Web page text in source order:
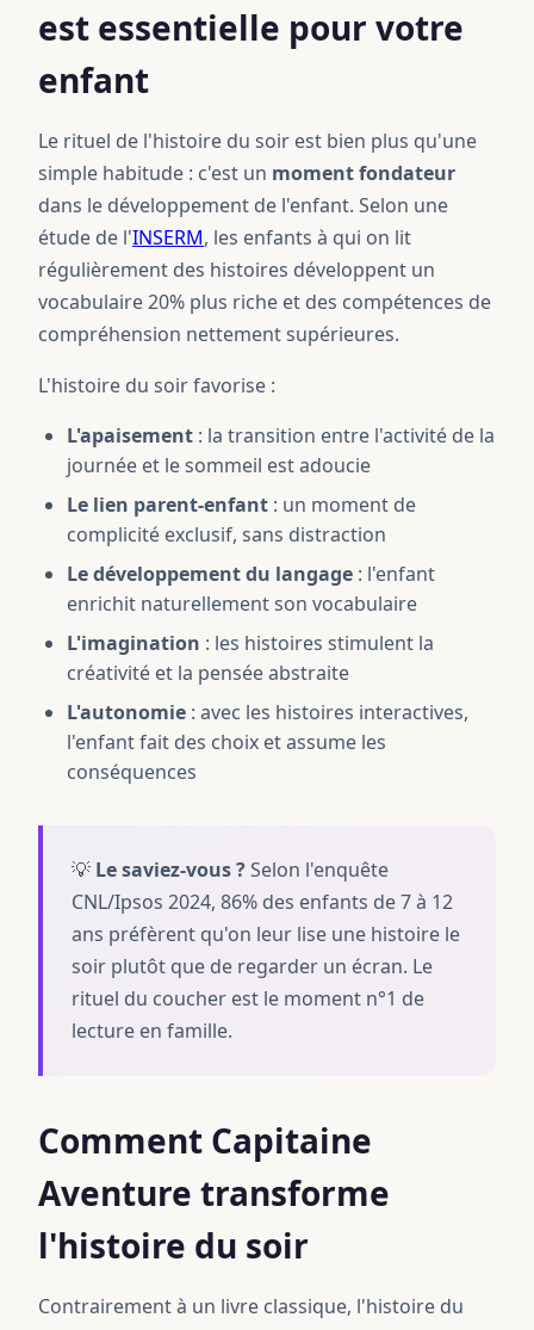
est essentielle pour votre
enfant
Le rituel de l'histoire du soir est bien plus qu'une
simple habitude : c'est un moment fondateur
dans le développement de l'enfant. Selon une
étude de l'INSERM, les enfants à qui on lit
régulièrement des histoires développent un
vocabulaire 20% plus riche et des compétences de
compréhension nettement supérieures.
L'histoire du soir favorise :
L'apaisement : la transition entre l'activité de la
journée et le sommeil est adoucie
Le lien parent-enfant : un moment de
complicité exclusif, sans distraction
Le développement du langage : l'enfant
enrichit naturellement son vocabulaire
L'imagination : les histoires stimulent la
créativité et la pensée abstraite
L'autonomie : avec les histoires interactives,
l'enfant fait des choix et assume les
conséquences
💡 Le saviez-vous ?Selon l'enquête
CNL/Ipsos 2024, 86% des enfants de 7 à 12
ans préfèrent qu'on leur lise une histoire le
soir plutôt que de regarder un écran. Le
rituel du coucher est le moment n°1 de
lecture en famille.
Comment Capitaine
Aventure transforme
l'histoire du soir
Contrairement à un livre classique, l'histoire du